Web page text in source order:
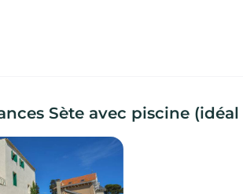
Sète avec piscine